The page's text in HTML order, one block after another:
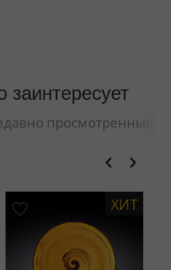
заинтересует
просмотренные
ХИТ